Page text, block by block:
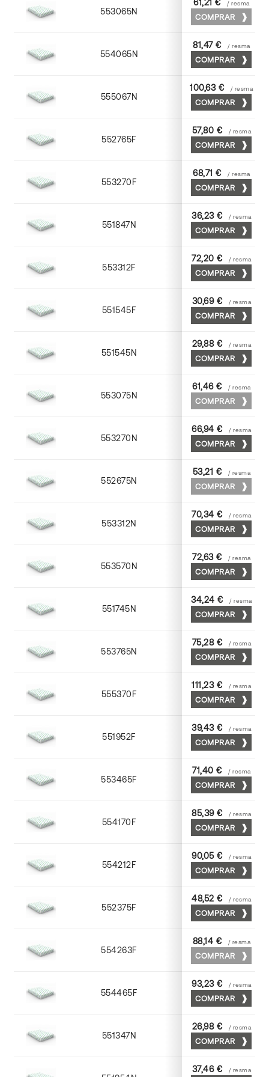
553065N 65 x 90
61,21 € / resma
COMPRAR
554065N 65 x 90
81,47 € / resma
COMPRAR
555067N 65 x 90
100,63 € / resma
COMPRAR
552765F 65 x 90
57,80 € / resma
COMPRAR
553270F 70 x 100
68,71 € / resma
COMPRAR
551847N 45 x 64
36,23 € / resma
COMPRAR
553312F 72 x 102
72,20 € / resma
COMPRAR
551545F 45 x 64
30,69 € / resma
COMPRAR
551545N 45 x 64
29,88 € / resma
COMPRAR
553075N 75 x 53
61,46 € / resma
COMPRAR
553270N 70 x 100
66,94 € / resma
COMPRAR
552675N 75 x 53
53,21 € / resma
COMPRAR
553312N 72 x 102
70,34 € / resma
COMPRAR
553570N 70 x 100
72,63 € / resma
COMPRAR
551745N 45 x 64
34,24 € / resma
COMPRAR
553765N 65 x 90
75,28 € / resma
COMPRAR
555370F 70 x 100
111,23 € / resma
COMPRAR
551952F 52 x 70
39,43 € / resma
COMPRAR
553465F 65 x 90
71,40 € / resma
COMPRAR
554170F 70 x 100
85,39 € / resma
COMPRAR
554212F 72 x 102
90,05 € / resma
COMPRAR
552375F 75 x 53
48,52 € / resma
COMPRAR
554263F 63 x 88
88,14 € / resma
COMPRAR
554465F 65 x 90
93,23 € / resma
COMPRAR
551347N 45 x 64
26,98 € / resma
COMPRAR
37,46 € / resma